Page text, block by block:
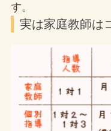
す。
実は家庭教師は